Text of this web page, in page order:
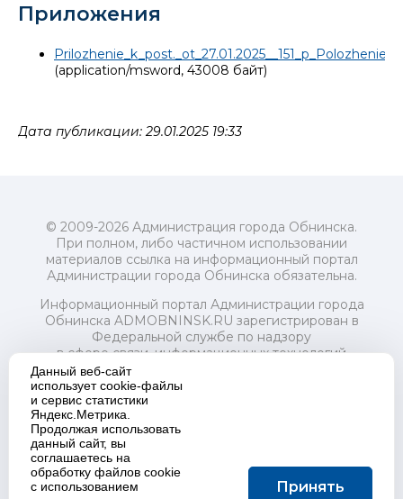
Приложения
(application/msword, 43008 байт)
Дата публикации: 29.01.2025 19:33
© 2009-2026 Администрация города Обнинска.
При полном, либо частичном использовании
материалов ссылка на информационный портал
Администрации города Обнинска обязательна.
Информационный портал Администрации города
Обнинска ADMOBNINSK.RU зарегистрирован в
Федеральной службе по надзору
в сфере связи, информационных технологий
и массовых коммуникаций (Роскомнадзор) 24 июля
2018 года.
Свидетельство о регистрации Эл № ФС77-73321
Учредитель: Администрация (исполнительно-
распорядительный орган) городского округа "Город
Обнинск". Главный редактор: Байкова Е.А.
Адрес электронной почты Редакции:
redactor@admobninsk.ru
Данный веб-сайт
использует cookie-файлы
и сервис статистики
Яндекс.Метрика.
Продолжая использовать
данный сайт, вы
соглашаетесь на
обработку файлов cookie
с использованием
Принять